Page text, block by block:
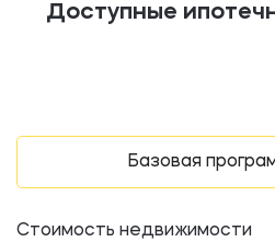
Доступные
Базовая
Стоимость недвижимости